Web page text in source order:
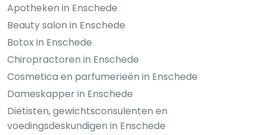
Apotheken in Enschede
Beauty salon in Enschede
Botox in Enschede
Chiropractoren in Enschede
Cosmetica en parfumerieën in Enschede
Dameskapper in Enschede
Diëtisten, gewichtsconsulenten en
voedingsdeskundigen in Enschede